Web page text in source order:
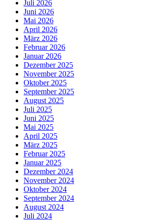
Juli 2026
Juni 2026
Mai 2026
April 2026
März 2026
Februar 2026
Januar 2026
Dezember 2025
November 2025
Oktober 2025
September 2025
August 2025
Juli 2025
Juni 2025
Mai 2025
April 2025
März 2025
Februar 2025
Januar 2025
Dezember 2024
November 2024
Oktober 2024
September 2024
August 2024
Juli 2024